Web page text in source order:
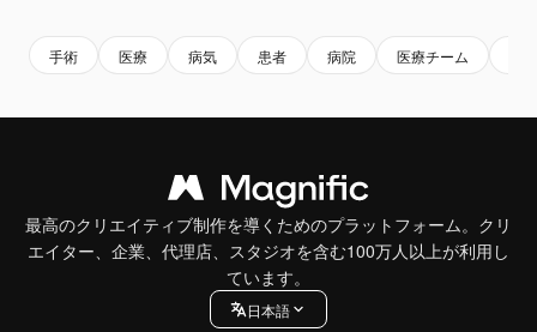
手術 医療 病気 患者 病院 医療チーム
最高のクリエイティブ制作を導くためのプラットフォーム。クリ
エイター、企業、代理店、スタジオを含む100万人以上が利用し
ています。
日本語